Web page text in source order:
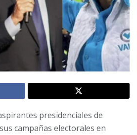
presidenciales de
campañas electorales en